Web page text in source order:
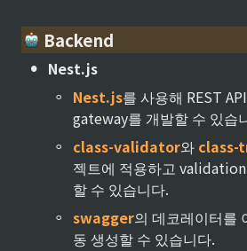
Backend
• Nest.js
◦ Nest.js를 사용해 REST
gateway를 개발할 수 있습
◦ class-validator와 class-
젝트에 적용하고
할 수 있습니다.
◦ swagger의 데코레이터를
동 생성할 수 있습니다.